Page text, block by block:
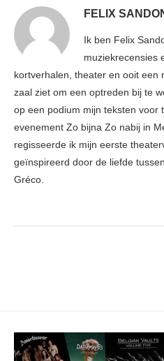
FELIX
Ik ben Felix
muziekrecensies
kortverhalen, theater en ooit een
zaal ziet om een optreden bij te
op een podium mijn teksten voor
evenement Zo bijna Zo nabij in
regisseerde ik mijn eerste
geïnspireerd door de liefde
Gréco.